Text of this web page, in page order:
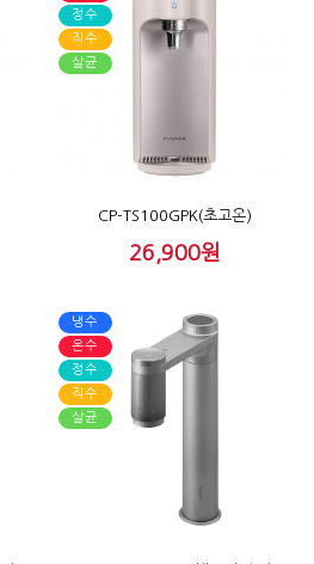
CP-TS100GPK(초고온)
26,900원
정수
직수
살균
냉수
온수
정수
직수
살균